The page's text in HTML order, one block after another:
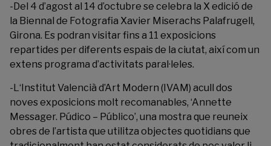
-Del 4 d’agost al 14 d’octubre se celebra la X edició de
la Biennal de Fotografia Xavier Miserachs Palafrugell,
Girona. Es podran visitar fins a 11 exposicions
repartides per diferents espais de la ciutat, així com un
extens programa d’activitats paral·leles.
-L‘Institut Valencià d’Art Modern (IVAM) acull dos
noves exposicions molt recomanables, ‘Annette
Messager. Púdico – Público’, una mostra que reuneix
obres de l’artista que utilitza objectes quotidians que